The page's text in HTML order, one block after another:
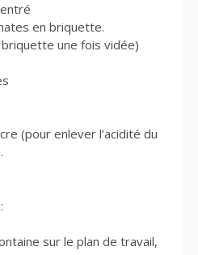
en briquette.
une fois vidée)
(pour enlever l’acidité du
sur le plan de travail,